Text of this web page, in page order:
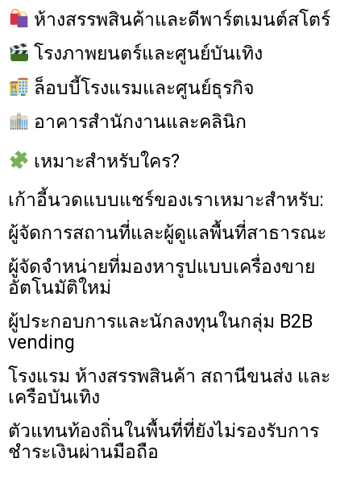
ห้างสรรพสินค้าและดีพาร์ตเมนต์สโตร์
โรงภาพยนตร์และศูนย์บันเทิง
ล็อบบี้โรงแรมและศูนย์ธุรกิจ
อาคารสำนักงานและคลินิก
เหมาะสำหรับใคร?
เก้าอี้นวดแบบแชร์ของเราเหมาะสำหรับ:
ผู้จัดการสถานที่และผู้ดูแลพื้นที่สาธารณะ
ผู้จัดจำหน่ายที่มองหารูปแบบเครื่องขาย
อัตโนมัติใหม่
ผู้ประกอบการและนักลงทุนในกลุ่ม B2B
vending
โรงแรม ห้างสรรพสินค้า สถานีขนส่ง และ
เครือบันเทิง
ตัวแทนท้องถิ่นในพื้นที่ที่ยังไม่รองรับการ
ชำระเงินผ่านมือถือ